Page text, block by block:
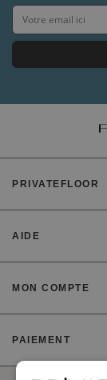
PRIVATEFLOOR
AIDE
MON COMPTE
PAIEMENT